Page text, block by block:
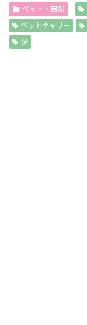
ペット・自然
ペットキャリー
猫